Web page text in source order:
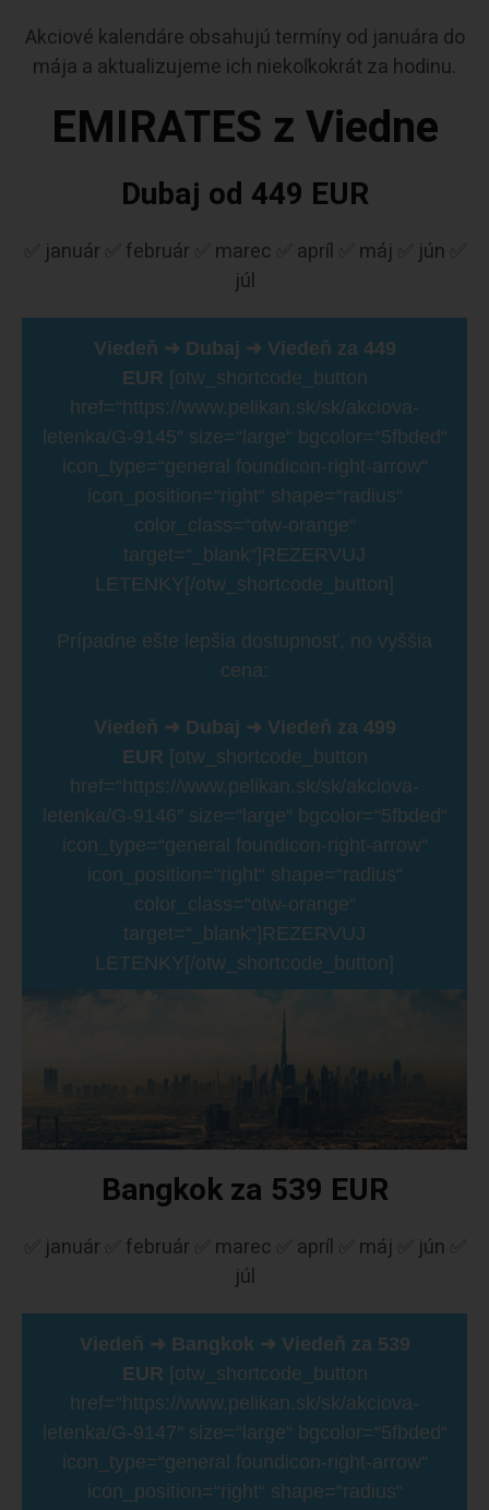
Akciové kalendáre obsahujú termíny od januára do
mája a aktualizujeme ich niekoľkokrát za hodinu.
EMIRATES z Viedne
Dubaj od 449 EUR
✅ január ✅ február ✅ marec ✅ apríl ✅ máj ✅ jún ✅
júl
Viedeň ➜ Dubaj ➜ Viedeň za 449
EUR [otw_shortcode_button
href=“https://www.pelikan.sk/sk/akciova-
letenka/G-9145″ size=“large“ bgcolor=“5fbded“
icon_type=“general foundicon-right-arrow“
icon_position=“right“ shape=“radius“
color_class=“otw-orange“
target=“_blank“]REZERVUJ
LETENKY[/otw_shortcode_button]
Prípadne ešte lepšia dostupnosť, no vyššia
cena:
Viedeň ➜ Dubaj ➜ Viedeň za 499
EUR [otw_shortcode_button
href=“https://www.pelikan.sk/sk/akciova-
letenka/G-9146″ size=“large“ bgcolor=“5fbded“
icon_type=“general foundicon-right-arrow“
icon_position=“right“ shape=“radius“
color_class=“otw-orange“
target=“_blank“]REZERVUJ
LETENKY[/otw_shortcode_button]
Bangkok za 539 EUR
✅ január ✅ február ✅ marec ✅ apríl ✅ máj ✅ jún ✅
júl
Viedeň ➜ Bangkok ➜ Viedeň za 539
EUR [otw_shortcode_button
href=“https://www.pelikan.sk/sk/akciova-
letenka/G-9147″ size=“large“ bgcolor=“5fbded“
icon_type=“general foundicon-right-arrow“
icon_position=“right“ shape=“radius“